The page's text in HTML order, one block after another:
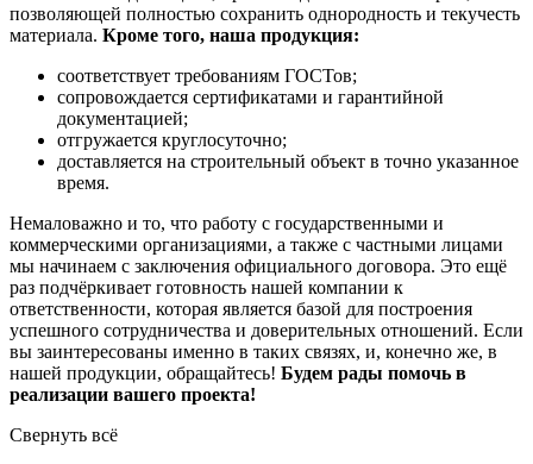
позволяющей полностью сохранить однородность и текучесть
материала. Кроме того, наша продукция:
соответствует требованиям ГОСТов;
сопровождается сертификатами и гарантийной
документацией;
отгружается круглосуточно;
доставляется на строительный объект в точно указанное
время.
Немаловажно и то, что работу с государственными и
коммерческими организациями, а также с частными лицами
мы начинаем с заключения официального договора. Это ещё
раз подчёркивает готовность нашей компании к
ответственности, которая является базой для построения
успешного сотрудничества и доверительных отношений. Если
вы заинтересованы именно в таких связях, и, конечно же, в
нашей продукции, обращайтесь! Будем рады помочь в
реализации вашего проекта!
Свернуть всё